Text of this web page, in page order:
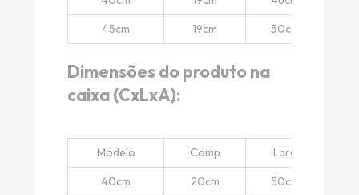
45cm
19cm 50cm
Dimensões do produto na
caixa (CxLxA):
Modelo Comp Larg
40cm
20cm 50cm